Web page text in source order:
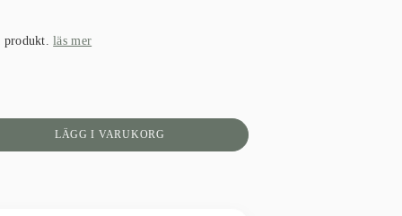
LÄGG I VARUKORG
produkt.läs mer